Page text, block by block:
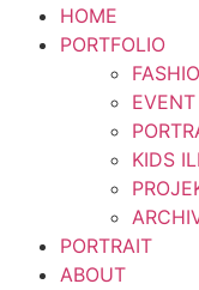
HOME
PORTFOLIO
KIDS
PORTRAIT
ABOUT